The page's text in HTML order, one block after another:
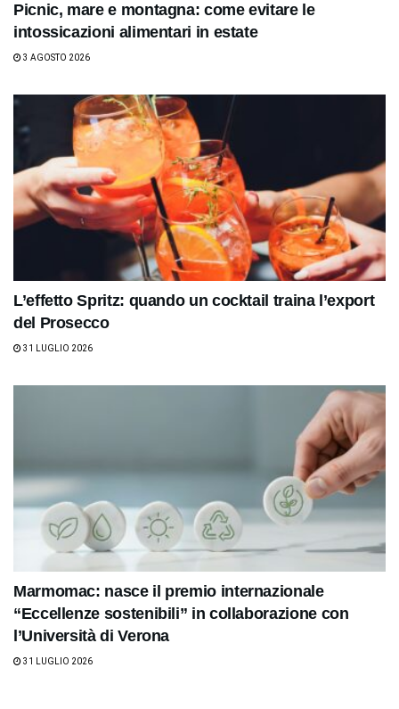
Picnic, mare e montagna: come evitare le
intossicazioni alimentari in estate
3 AGOSTO 2026
L’effetto Spritz: quando un cocktail traina l’export
del Prosecco
31 LUGLIO 2026
Marmomac: nasce il premio internazionale
“Eccellenze sostenibili” in collaborazione con
l’Università di Verona
31 LUGLIO 2026